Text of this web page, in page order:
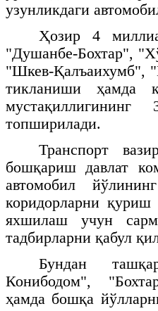
узунликдаги
Ҳозир 4
"Душанбе-Бохтар",
"Шкев-Қалъаихумб",
тикланиши ҳамда
топширилади.
Транспорт
бошқариш давлат
автомобил
коридорларни
яхшилаш учун
тадбирларни қабул
Бундан
Конибодом",
ҳамда бошқа